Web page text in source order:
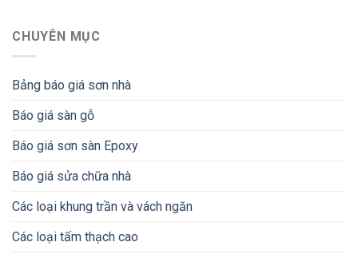
CHUYÊN MỤC
Bảng báo giá sơn nhà
Báo giá sàn gỗ
Báo giá sơn sàn Epoxy
Báo giá sửa chữa nhà
Các loại khung trần và vách ngăn
Các loại tấm thạch cao